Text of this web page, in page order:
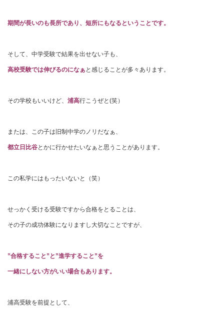
期間が長いのも長所であり、短所にもなるということです。
そして、中学受験で結果を出せない子も、
高校受験では伸びるのになぁ と感じることが多々あります。
その学校もいいけど、 浦高行こうぜと(笑）
または、この子は旧制中学のノリだなぁ、
都立日比谷とかに行かせたいなぁと思うことがあります。
この私学にはもったいないと（笑）
せっかく受ける受験ですから合格をとることは、
その子の成功体験になりますし大切なことですが、
”合格すること”と”進学すること”を
一緒にしない方がいい場合もあります。
浦高受験を前提として、